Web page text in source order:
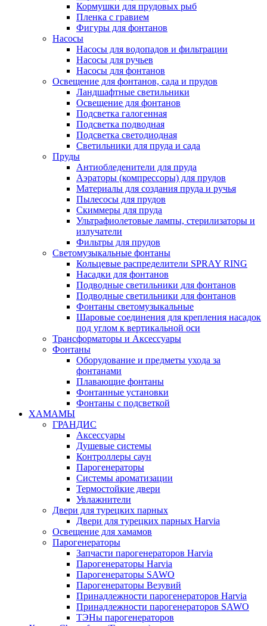
Кормушки для прудовых рыб
Пленка с гравием
Фигуры для фонтанов
Насосы
Насосы для водопадов и фильтрации
Насосы для ручьев
Насосы для фонтанов
Освещение для фонтанов, сада и прудов
Ландшафтные светильники
Освещение для фонтанов
Подсветка галогенная
Подсветка подводная
Подсветка светодиодная
Светильники для пруда и сада
Пруды
Антиобледенители для пруда
Аэраторы (компрессоры) для прудов
Материалы для создания пруда и ручья
Пылесосы для прудов
Скиммеры для пруда
Ультрафиолетовые лампы, стерилизаторы и
излучатели
Фильтры для прудов
Светомузыкальные фонтаны
Кольцевые распределители SPRAY RING
Насадки для фонтанов
Подводные светильники для фонтанов
Подводные светильники для фонтанов
Фонтаны светомузыкальные
Шаровые соединения для крепления насадок
под углом к вертикальной оси
Трансформаторы и Аксессуары
Фонтаны
Оборудование и предметы ухода за
фонтанами
Плавающие фонтаны
Фонтанные установки
Фонтаны с подсветкой
ХАМАМЫ
ГРАНДИС
Аксессуары
Душевые системы
Контроллеры саун
Парогенераторы
Системы ароматизации
Термостойкие двери
Увлажнители
Двери для турецких парных
Двери для турецких парных Harvia
Освещение для хамамов
Парогенераторы
Запчасти парогенераторов Harvia
Парогенераторы Harvia
Парогенераторы SAWO
Парогенераторы Везувий
Принадлежности парогенераторов Harvia
Принадлежности парогенераторов SAWO
ТЭНы парогенераторов